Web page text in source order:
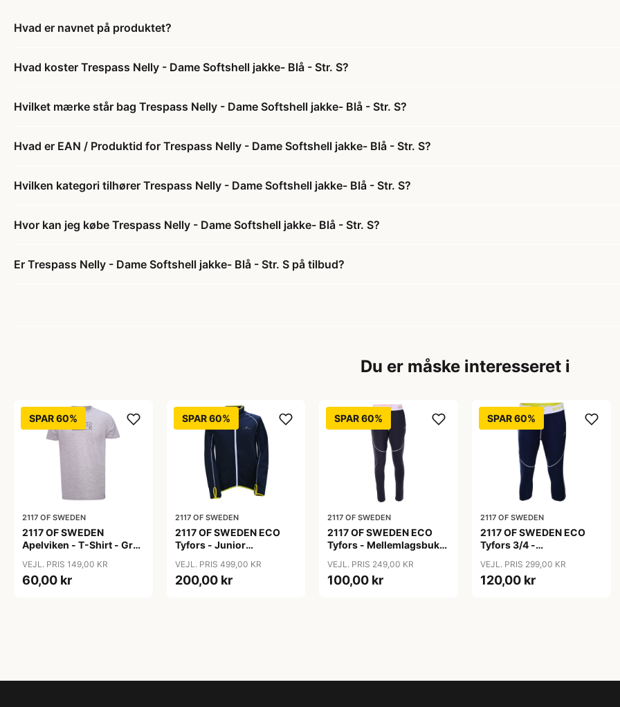
Hvad er navnet på produktet?
Hvad koster Trespass Nelly - Dame Softshell jakke- Blå - Str. S?
Hvilket mærke står bag Trespass Nelly - Dame Softshell jakke- Blå - Str. S?
Hvad er EAN / Produktid for Trespass Nelly - Dame Softshell jakke- Blå - Str. S?
Hvilken kategori tilhører Trespass Nelly - Dame Softshell jakke- Blå - Str. S?
Hvor kan jeg købe Trespass Nelly - Dame Softshell jakke- Blå - Str. S?
Er Trespass Nelly - Dame Softshell jakke- Blå - Str. S på tilbud?
Du er måske interesseret i
SPAR 60%
2117 OF SWEDEN
2117 OF SWEDEN
Apelviken - T-Shirt - Grå
VEJL. PRIS 149,00 KR
60,00 kr
SPAR 60%
2117 OF SWEDEN
2117 OF SWEDEN ECO
Tyfors - Junior
Str. 140
VEJL. PRIS 499,00 KR
200,00 kr
SPAR 60%
2117 OF SWEDEN
2117 OF SWEDEN ECO
Tyfors - Mellemlagsbuks
140
VEJL. PRIS 249,00 KR
100,00 kr
SPAR 60%
2117 OF SWEDEN
2117 OF SWEDEN ECO
Tyfors 3/4 -
grå - Str. 3XL
VEJL. PRIS 299,00 KR
120,00 kr